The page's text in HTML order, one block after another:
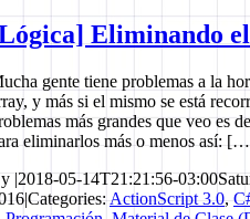
Eliminando
gente tiene problemas a la
y más si el mismo se está
más grandes que veo es
eliminarlos más o menos así:
|2018-05-14T21:21:56-03:00
|Categories: ActionScript 3.0,